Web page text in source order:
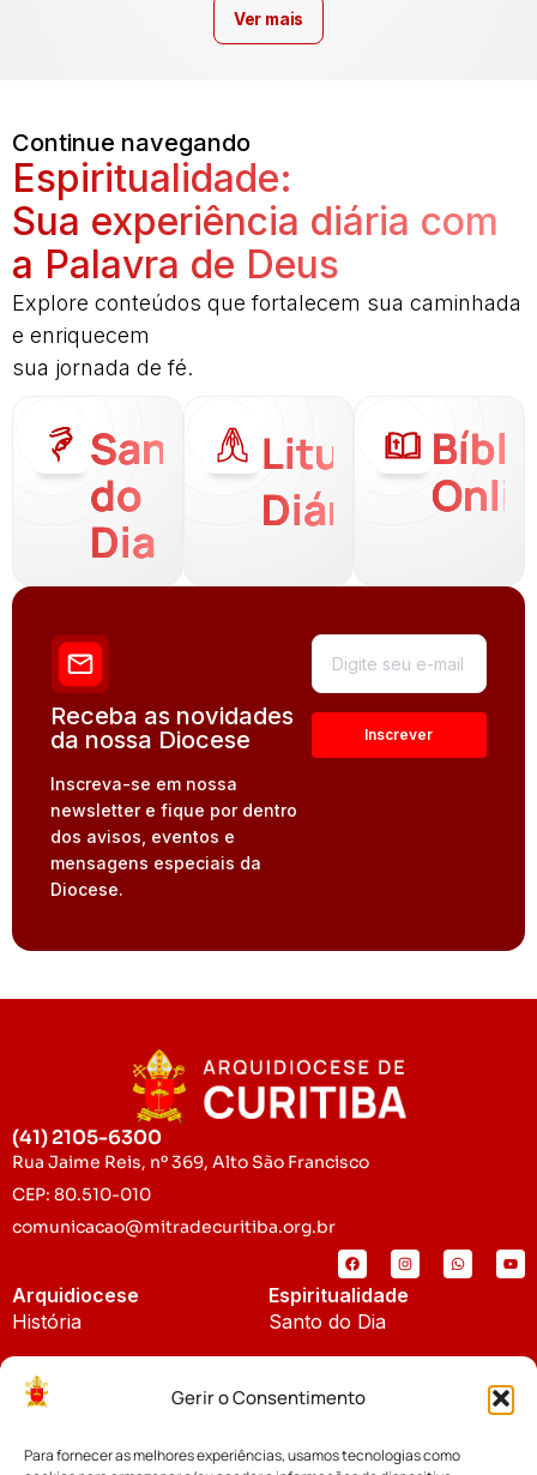
Gerir o Consentimento
Para fornecer as melhores experiências, usamos tecnologias como
Ver mais
Continue navegando
Espiritualidade:
Sua experiência diária com
a Palavra de Deus
Explore conteúdos que fortalecem sua caminhada
e enriquecem
sua jornada de fé.
Santo
do
Dia
Liturgia
Diária
Receba as novidades
da nossa Diocese
Inscreva-se em nossa
newsletter e fique por dentro
dos avisos, eventos e
mensagens especiais da
Diocese.
(41) 2105-6300
Rua Jaime Reis, nº 369, Alto São Francisco
CEP: 80.510-010
comunicacao@mitradecuritiba.org.br
Arquidiocese
História
Padroeira
Espiritualidade
Santo do Dia
Notícias
Cúria Diocesana